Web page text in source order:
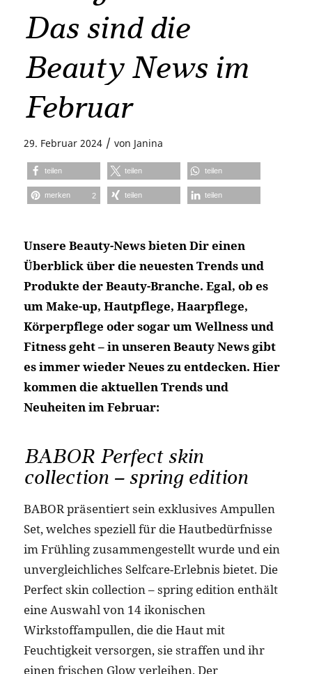
Das sind die
Beauty News im
Februar
29. Februar 2024 / von Janina
teilen teilen teilen
merken 2 teilen teilen
Unsere Beauty-News bieten Dir einen
Überblick über die neuesten Trends und
Produkte der Beauty-Branche. Egal, ob es
um Make-up, Hautpflege, Haarpflege,
Körperpflege oder sogar um Wellness und
Fitness geht – in unseren Beauty News gibt
es immer wieder Neues zu entdecken. Hier
kommen die aktuellen Trends und
Neuheiten im Februar:
BABOR Perfect skin
collection – spring edition
BABOR präsentiert sein exklusives Ampullen
Set, welches speziell für die Hautbedürfnisse
im Frühling zusammengestellt wurde und ein
unvergleichliches Selfcare-Erlebnis bietet. Die
Perfect skin collection – spring edition enthält
eine Auswahl von 14 ikonischen
Wirkstoffampullen, die die Haut mit
Feuchtigkeit versorgen, sie straffen und ihr
einen frischen Glow verleihen. Der